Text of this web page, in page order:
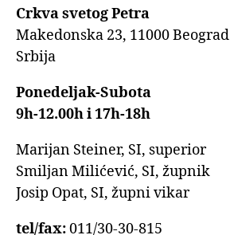
Crkva svetog Petra
Makedonska 23, 11000 Beograd
Srbija
Ponedeljak-Subota
9h-12.00h i 17h-18h
Marijan Steiner, SI, superior
Smiljan Milićević, SI, župnik
Josip Opat, SI, župni vikar
tel/fax:011/30-30-815